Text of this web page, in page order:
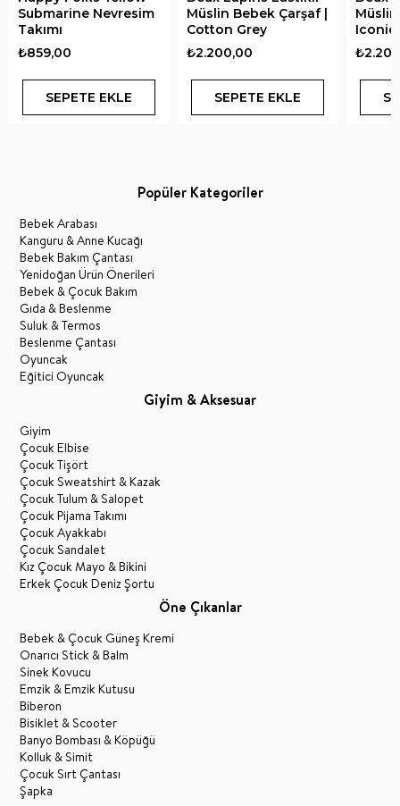
Submarine Nevresim
Takımı
₺859,00
SEPETE EKLE
Müslin Bebek Çarşaf |
Cotton Grey
₺2.200,00
SEPETE EKLE
Popüler Kategoriler
Bebek Arabası
Kanguru & Anne Kucağı
Bebek Bakım Çantası
Yenidoğan Ürün Önerileri
Bebek & Çocuk Bakım
Gıda & Beslenme
Suluk & Termos
Beslenme Çantası
Oyuncak
Eğitici Oyuncak
Giyim & Aksesuar
Giyim
Çocuk Elbise
Çocuk Tişört
Çocuk Sweatshirt & Kazak
Çocuk Tulum & Salopet
Çocuk Pijama Takımı
Çocuk Ayakkabı
Çocuk Sandalet
Kız Çocuk Mayo & Bikini
Erkek Çocuk Deniz Şortu
Öne Çıkanlar
Bebek & Çocuk Güneş Kremi
Onarıcı Stick & Balm
Sinek Kovucu
Emzik & Emzik Kutusu
Biberon
Bisiklet & Scooter
Banyo Bombası & Köpüğü
Kolluk & Simit
Çocuk Sırt Çantası
Şapka